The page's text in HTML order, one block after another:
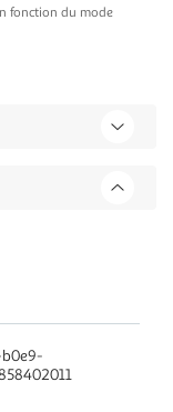
fonction du mode